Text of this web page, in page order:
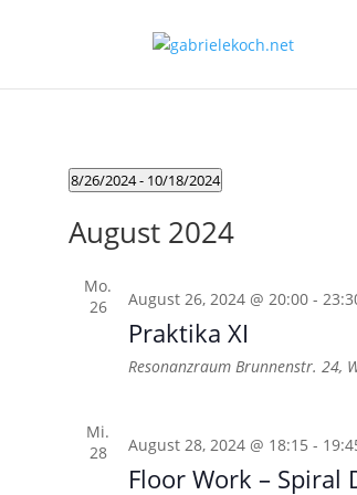
8/26/2024 - 10/18/2024
wählen.
August 2024
Mo.
26
August 26, 2024 @ 20:00-
Praktika XI
Resonanzraum Brunnenstr. 24,
Mi.
28
August 28, 2024 @ 18:15 -
Floor Work – Spiral